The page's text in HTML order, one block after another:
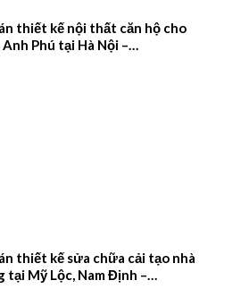
thiết kế nội thất căn hộ cho
Phú tại Hà Nội –
thiết kế sửa chữa cải tạo nhà
tại Mỹ Lộc, Nam Định –